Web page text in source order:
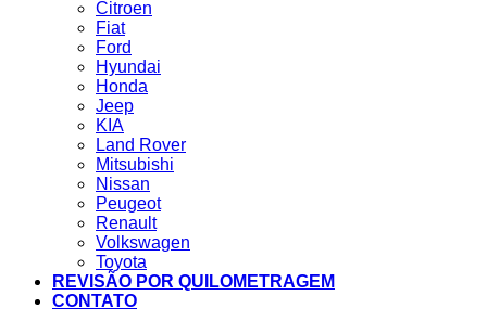
Citroen
Fiat
Ford
Hyundai
Honda
Jeep
KIA
Land Rover
Mitsubishi
Nissan
Peugeot
Renault
Volkswagen
Toyota
REVISÃO POR QUILOMETRAGEM
CONTATO